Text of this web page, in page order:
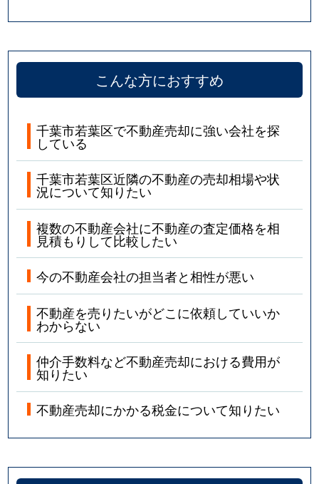
こんな方におすすめ
千葉市若葉区で不動産売却に強い会社を探
している
千葉市若葉区近隣の不動産の売却相場や状
況について知りたい
複数の不動産会社に不動産の査定価格を相
見積もりして比較したい
今の不動産会社の担当者と相性が悪い
不動産を売りたいがどこに依頼していいか
わからない
仲介手数料など不動産売却における費用が
知りたい
不動産売却にかかる税金について知りたい